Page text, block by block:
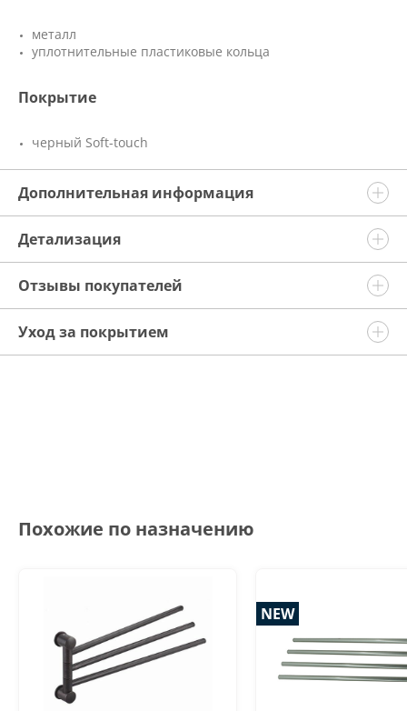
металл
уплотнительные пластиковые кольца
Покрытие
черный Soft-touch
Дополнительная информация
Детализация
Отзывы покупателей
Уход за покрытием
Похожие по назначению
NEW